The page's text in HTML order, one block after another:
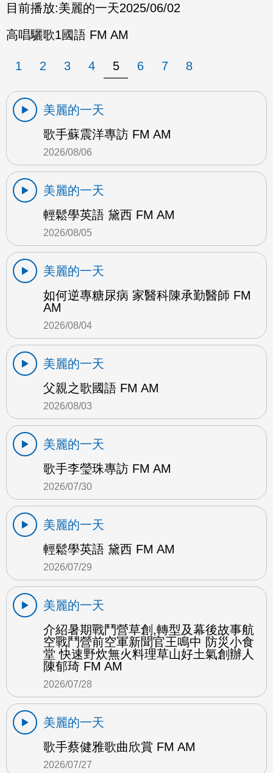
目前播放:美麗的一天2025/06/02
高唱驪歌1國語 FM AM
1 2 3 4 5 6 7 8
美麗的一天
歌手蘇震洋專訪 FM AM
2026/08/06
美麗的一天
輕鬆學英語 黛西 FM AM
2026/08/05
美麗的一天
如何逆專糖尿病 家醫科陳承勤醫師 FM
AM
2026/08/04
美麗的一天
父親之歌國語 FM AM
2026/08/03
美麗的一天
歌手李瑩珠專訪 FM AM
2026/07/30
美麗的一天
輕鬆學英語 黛西 FM AM
2026/07/29
美麗的一天
介紹暑期戰鬥營草創,轉型及幕後故事航
空戰鬥營前空軍新聞官王鳴中 防災小食
堂 快速野炊無火料理草山好土氣創辦人
陳郁琦 FM AM
2026/07/28
美麗的一天
歌手蔡健雅歌曲欣賞 FM AM
2026/07/27